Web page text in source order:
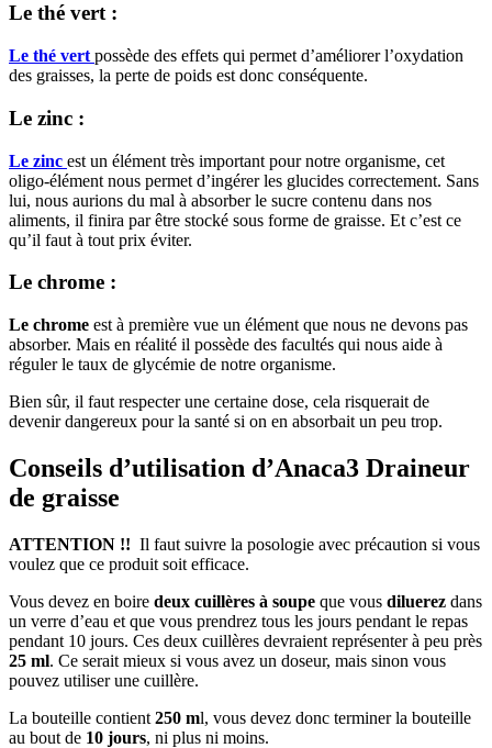
Le thé vert :
Le thé vert possède des effets qui permet d’améliorer l’oxydation
des graisses, la perte de poids est donc conséquente.
Le zinc :
Le zinc est un élément très important pour notre organisme, cet
oligo-élément nous permet d’ingérer les glucides correctement. Sans
lui, nous aurions du mal à absorber le sucre contenu dans nos
aliments, il finira par être stocké sous forme de graisse. Et c’est ce
qu’il faut à tout prix éviter.
Le chrome :
Le chrome est à première vue un élément que nous ne devons pas
absorber. Mais en réalité il possède des facultés qui nous aide à
réguler le taux de glycémie de notre organisme.
Bien sûr, il faut respecter une certaine dose, cela risquerait de
devenir dangereux pour la santé si on en absorbait un peu trop.
Conseils d’utilisation d’Anaca3 Draineur
de graisse
ATTENTION !! Il faut suivre la posologie avec précaution si vous
voulez que ce produit soit efficace.
Vous devez en boire deux cuillères à soupe que vous diluerez dans
un verre d’eau et que vous prendrez tous les jours pendant le repas
pendant 10 jours. Ces deux cuillères devraient représenter à peu près
25 ml. Ce serait mieux si vous avez un doseur, mais sinon vous
pouvez utiliser une cuillère.
La bouteille contient 250 ml, vous devez donc terminer la bouteille
au bout de 10 jours, ni plus ni moins.